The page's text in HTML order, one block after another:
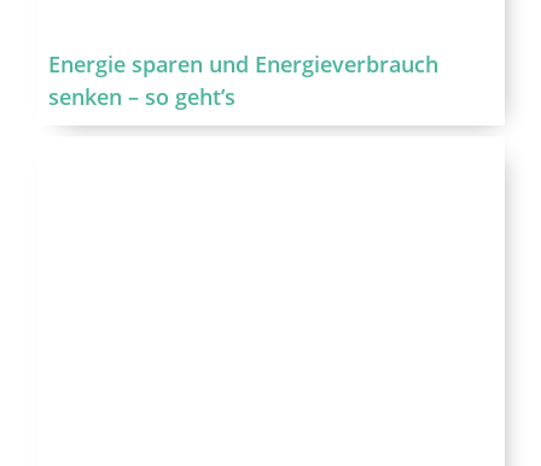
Energie sparen und Energieverbrauch
senken – so geht’s